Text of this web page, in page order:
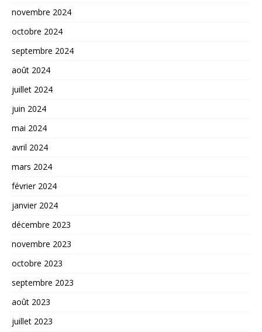
novembre 2024
octobre 2024
septembre 2024
août 2024
juillet 2024
juin 2024
mai 2024
avril 2024
mars 2024
février 2024
janvier 2024
décembre 2023
novembre 2023
octobre 2023
septembre 2023
août 2023
juillet 2023